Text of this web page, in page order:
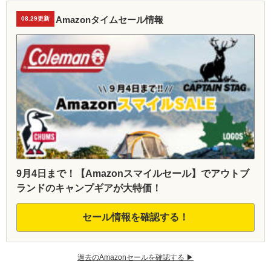
08.29更新 Amazonタイムセール情報
9月4日まで！【Amazonスマイルセール】でアウトブ
ランドのキャンプギアが大特価！
セール情報を確認する！
過去のAmazonセールを確認する ▶︎